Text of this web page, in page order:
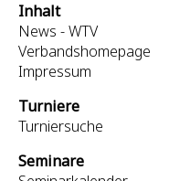
Inhalt
News - WTV
Verbandshomepage
Impressum
Turniere
Turniersuche
Seminare